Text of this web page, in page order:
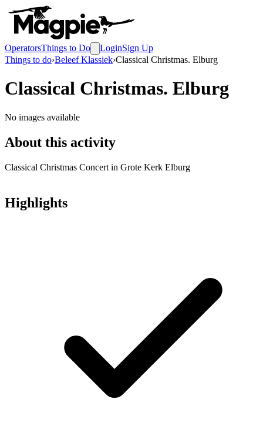
OperatorsThings to Do LoginSign Up
Things to do›Beleef Klassiek›Classical Christmas. Elburg
Classical Christmas. Elburg
No images available
About this activity
Classical Christmas Concert in Grote Kerk Elburg
Highlights